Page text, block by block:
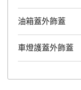
油箱蓋外飾蓋
車燈護蓋外飾蓋